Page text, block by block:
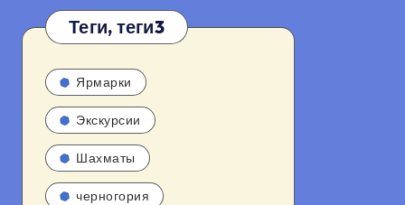
Теги, теги3
Ярмарки
Экскурсии
Шахматы
черногория